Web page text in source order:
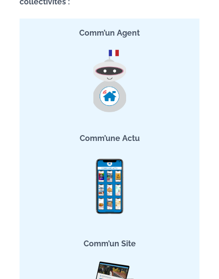
Comm’un Agent
Comm’une Actu
Comm’un Site